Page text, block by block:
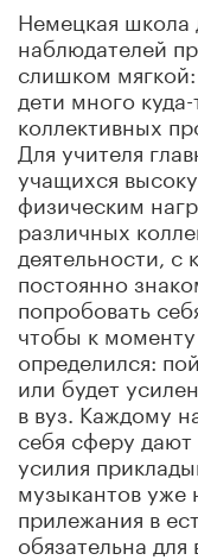
Немецкая школа
наблюдателей
слишком
дети много
коллективных
Для учителя
учащихся
физическим
различных
деятельности,
постоянно
попробовать
чтобы к
определился:
или будет
в вуз. Каждому
себя сферу
усилия
музыкантов уже
прилежания в
обязательна для